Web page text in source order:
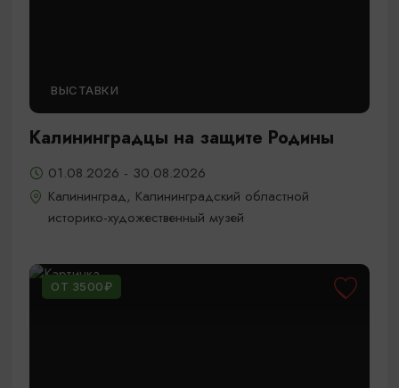
ВЫСТАВКИ
Калининградцы на защите Родины
01.08.2026 - 30.08.2026
Калининград, Калининградский областной
историко-художественный музей
ОТ 3500₽